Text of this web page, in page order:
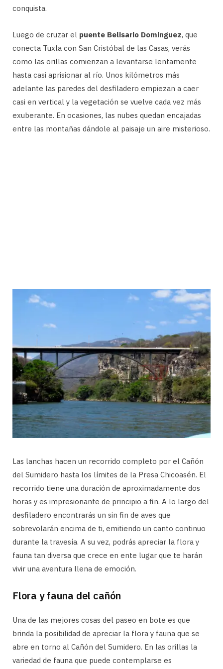
conquista.
Luego de cruzar el puente Belisario Dominguez, que
conecta Tuxla con San Cristóbal de las Casas, verás
como las orillas comienzan a levantarse lentamente
hasta casi aprisionar al río. Unos kilómetros más
adelante las paredes del desfiladero empiezan a caer
casi en vertical y la vegetación se vuelve cada vez más
exuberante. En ocasiones, las nubes quedan encajadas
entre las montañas dándole al paisaje un aire misterioso.
Las lanchas hacen un recorrido completo por el Cañón
del Sumidero hasta los límites de la Presa Chicoasén. El
recorrido tiene una duración de aproximadamente dos
horas y es impresionante de principio a fin. A lo largo del
desfiladero encontrarás un sin fin de aves que
sobrevolarán encima de ti, emitiendo un canto continuo
durante la travesía. A su vez, podrás apreciar la flora y
fauna tan diversa que crece en ente lugar que te harán
vivir una aventura llena de emoción.
Flora y fauna del cañón
Una de las mejores cosas del paseo en bote es que
brinda la posibilidad de apreciar la flora y fauna que se
abre en torno al Cañón del Sumidero. En las orillas la
variedad de fauna que puede contemplarse es